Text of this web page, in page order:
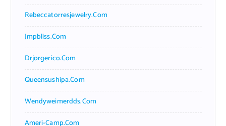
Rebeccatorresjewelry.com
Jmpbliss.com
Drjorgerico.com
Queensushipa.com
Wendyweimerdds.com
Ameri-Camp.com